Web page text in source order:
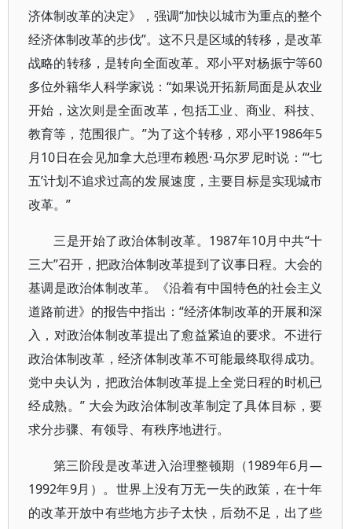
济体制改革的决定》，强调“加快以城市为重点的整个
经济体制改革的步伐”。这不只是区域的转移，是改革
战略的转移，是转向全面改革。邓小平对杨振宁等60
多位外籍华人科学家说：“如果说开拓新局面是从农业
开始，这次则是全面改革，包括工业、商业、科技、
教育等，范围很广。”为了这个转移，邓小平1986年5
月10日在会见加拿大总理布赖恩·马尔罗尼时说：“‘七
五’计划不追求过高的发展速度，主要目标是实现城市
改革。”
三是开始了政治体制改革。1987年10月中共“十
三大”召开，把政治体制改革提到了议事日程。大会的
基调是政治体制改革。《沿着有中国特色的社会主义
道路前进》的报告中指出：“经济体制改革的开展和深
入，对政治体制改革提出了愈益紧迫的要求。不进行
政治体制改革，经济体制改革不可能最终取得成功。
党中央认为，把政治体制改革提上全党日程的时机已
经成熟。” 大会为政治体制改革制定了具体目标，要
求分步骤、有领导、有秩序地进行。
第三阶段是改革进入治理整顿期（1989年6月—
1992年9月）。世界上没有万无一失的政策，在十年
的改革开放中有些地方步子太快，后劲不足，出了些